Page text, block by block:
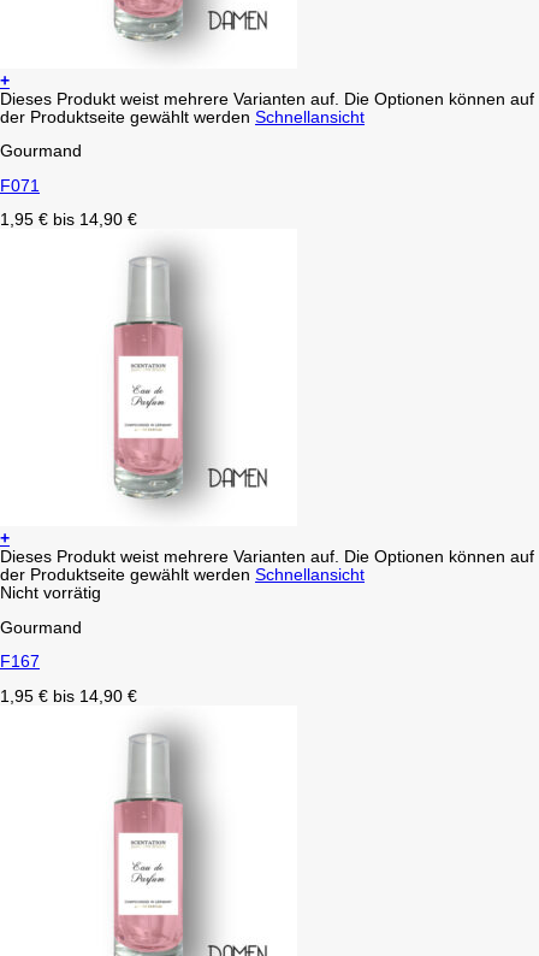
+
Dieses Produkt weist mehrere Varianten auf. Die Optionen können auf
der Produktseite gewählt werden Schnellansicht
Gourmand
F071
1,95 € bis 14,90 €
+
Dieses Produkt weist mehrere Varianten auf. Die Optionen können auf
der Produktseite gewählt werden Schnellansicht
Nicht vorrätig
Gourmand
F167
1,95 € bis 14,90 €